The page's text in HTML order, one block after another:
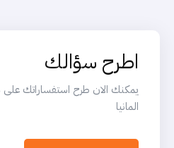
اطرح سؤالك
يمكنك الان طرح استفساراتك على
المانيا